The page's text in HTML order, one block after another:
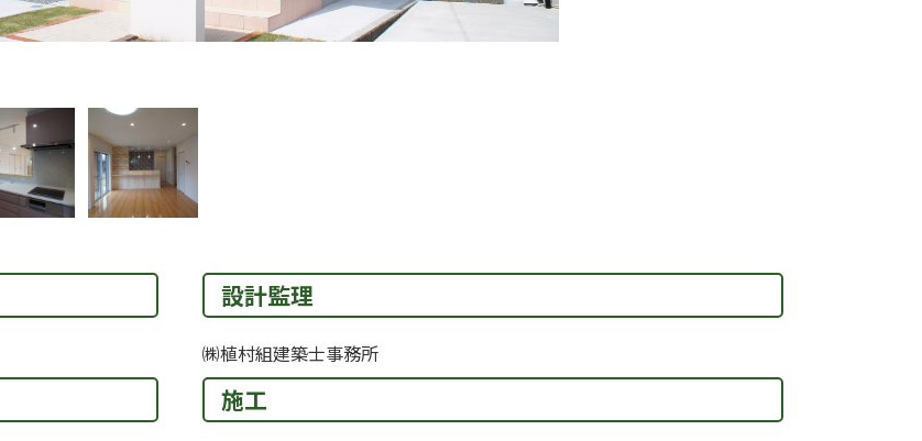
設計監理
㈱植村組建築士事務所
施工